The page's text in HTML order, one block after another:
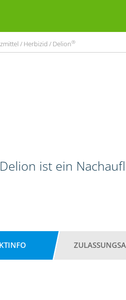
/ Herbizid / Delion®
Delion ist ein